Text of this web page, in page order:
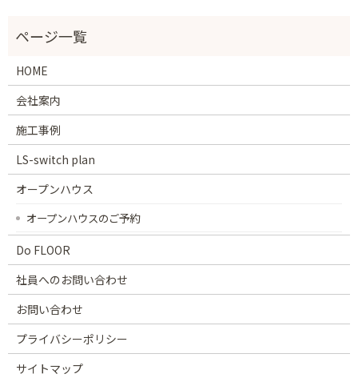
HOME
会社案内
施工事例
LS-switch plan
オープンハウス
オープンハウスのご予約
Do FLOOR
社員へのお問い合わせ
お問い合わせ
プライバシーポリシー
サイトマップ